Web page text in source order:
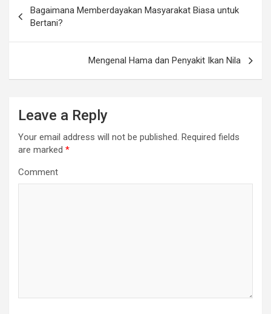
navigation
Bagaimana Memberdayakan Masyarakat Biasa untuk
Bertani?
Mengenal Hama dan Penyakit Ikan Nila
Leave a Reply
Your email address will not be published. Required fields
are marked *
Comment